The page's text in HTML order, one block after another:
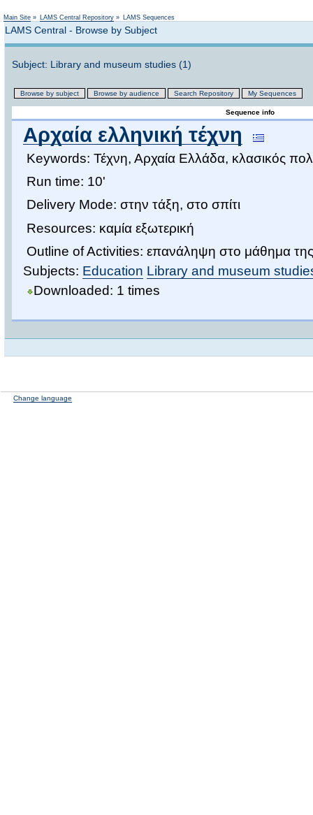
Main Site » LAMS Central Repository » LAMS Sequences
LAMS Central - Browse by Subject
Subject: Library and museum studies (1)
Browse by subject Browse by audience Search Repository My Sequences
Sequence info
Αρχαία ελληνική τέχνη
Keywords: Τέχνη, Αρχαία Ελλάδα, κλασικός
Run time: 10'
Delivery Mode: στην τάξη, στο σπίτι
Resources: καμία εξωτερική
Outline of Activities: επανάληψη στο μάθημα της
Subjects: Education Library and museum
Downloaded: 1 times
Change language